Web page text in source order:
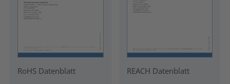
RoHS Datenblatt REACH Datenblatt